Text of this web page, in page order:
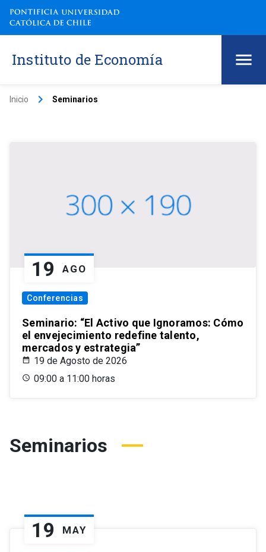
Instituto de Economía
Inicio keyboard_arrow_right Seminarios
19 AGO
Conferencias
Seminario: “El Activo que Ignoramos: Cómo
el envejecimiento redefine talento,
mercados y estrategia”
19 de Agosto de 2026
09:00 a 11:00 horas
Seminarios
19 MAY